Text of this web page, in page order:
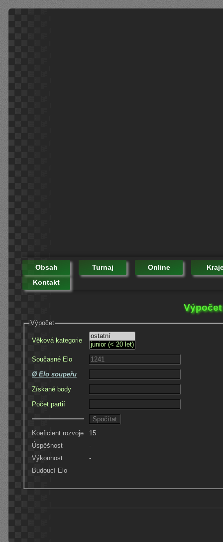
Obsah Turnaj Online
Kontakt
Výpočet
Věková kategorie
Současné Elo
Ø Elo soupeřu
Získané body
Počet partií
Koeficient rozvoje
15
Úspěšnost
-
Výkonnost
-
Budoucí Elo